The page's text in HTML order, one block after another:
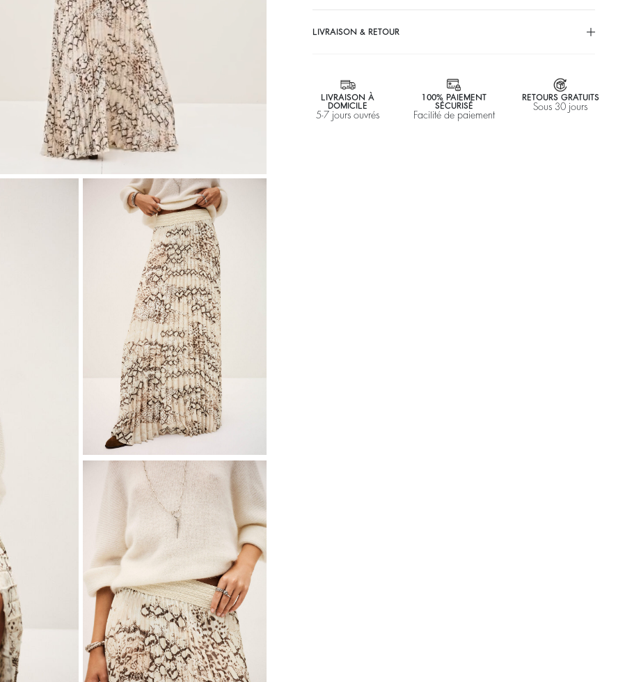
LIVRAISON & RETOUR
LIVRAISON À
DOMICILE
5-7 jours ouvrés
100% PAIEMENT
SÉCURISÉ
Facilité de paiement
RETOURS GRATUITS
Sous 30 jours